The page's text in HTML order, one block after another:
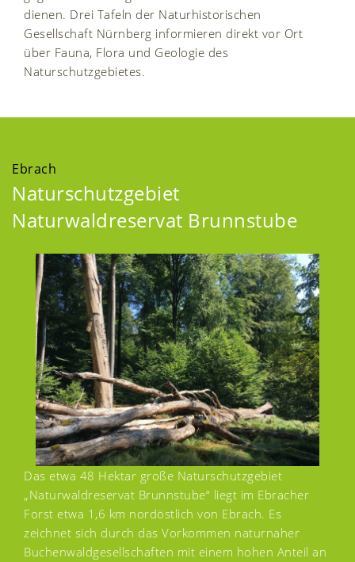
dienen. Drei Tafeln der Naturhistorischen
Gesellschaft Nürnberg informieren direkt vor Ort
über Fauna, Flora und Geologie des
Naturschutzgebietes.
Ebrach
Naturschutzgebiet
Naturwaldreservat Brunnstube
Das etwa 48 Hektar große Naturschutzgebiet
„Naturwaldreservat Brunnstube“ liegt im Ebracher
Forst etwa 1,6 km nordöstlich von Ebrach. Es
zeichnet sich durch das Vorkommen naturnaher
Buchenwaldgesellschaften mit einem hohen Anteil an